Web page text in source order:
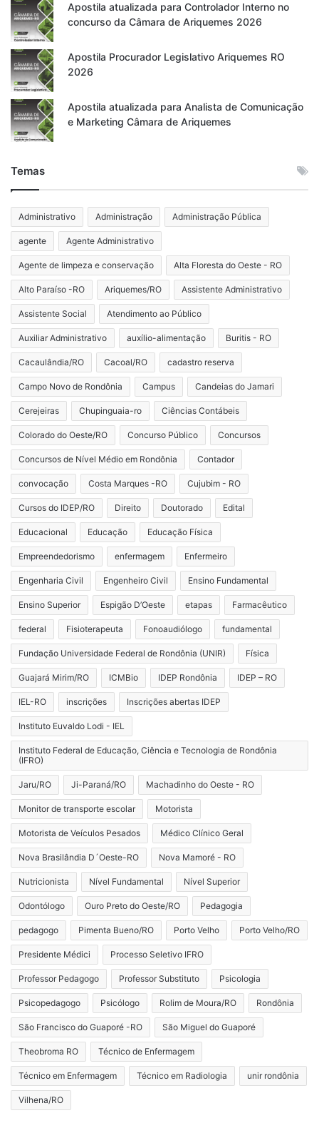
Apostila atualizada para Controlador Interno no
concurso da Câmara de Ariquemes 2026
Apostila Procurador Legislativo Ariquemes RO
2026
Apostila atualizada para Analista de Comunicação
e Marketing Câmara de Ariquemes
Temas
Administrativo Administração Administração Pública
agente Agente Administrativo
Agente de limpeza e conservação Alta Floresta do Oeste - RO
Alto Paraíso -RO Ariquemes/RO Assistente Administrativo
Assistente Social Atendimento ao Público
Auxiliar Administrativo auxílio-alimentação Buritis - RO
Cacaulândia/RO Cacoal/RO cadastro reserva
Campo Novo de Rondônia Campus Candeias do Jamari
Cerejeiras Chupinguaia-ro Ciências Contábeis
Colorado do Oeste/RO Concurso Público Concursos
Concursos de Nível Médio em Rondônia Contador
convocação Costa Marques -RO Cujubim - RO
Cursos do IDEP/RO Direito Doutorado Edital
Educacional Educação Educação Física
Empreendedorismo enfermagem Enfermeiro
Engenharia Civil Engenheiro Civil Ensino Fundamental
Ensino Superior Espigão D’Oeste etapas Farmacêutico
federal Fisioterapeuta Fonoaudiólogo fundamental
Fundação Universidade Federal de Rondônia (UNIR) Física
Guajará Mirim/RO ICMBio IDEP Rondônia IDEP – RO
IEL-RO inscrições Inscrições abertas IDEP
Instituto Euvaldo Lodi - IEL
Instituto Federal de Educação, Ciência e Tecnologia de Rondônia
(IFRO)
Jaru/RO Ji-Paraná/RO Machadinho do Oeste - RO
Monitor de transporte escolar Motorista
Motorista de Veículos Pesados Médico Clínico Geral
Nova Brasilândia D´Oeste-RO Nova Mamoré - RO
Nutricionista Nível Fundamental Nível Superior
Odontólogo Ouro Preto do Oeste/RO Pedagogia
pedagogo Pimenta Bueno/RO Porto Velho Porto Velho/RO
Presidente Médici Processo Seletivo IFRO
Professor Pedagogo Professor Substituto Psicologia
Psicopedagogo Psicólogo Rolim de Moura/RO Rondônia
São Francisco do Guaporé -RO São Miguel do Guaporé
Theobroma RO Técnico de Enfermagem
Técnico em Enfermagem Técnico em Radiologia unir rondônia
Vilhena/RO